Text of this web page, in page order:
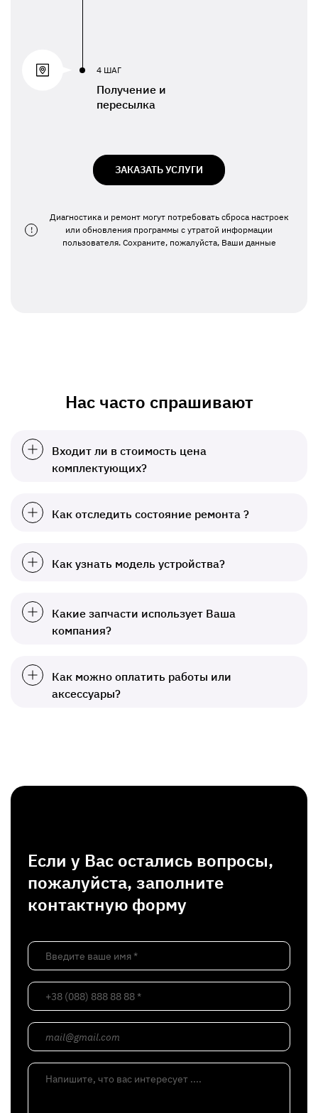
4 ШАГ
Получение и
пересылка
ЗАКАЗАТЬ УСЛУГИ
!
Диагностика и ремонт могут потребовать сброса настроек
или обновления программы с утратой информации
пользователя. Сохраните, пожалуйста, Ваши данные
Нас часто спрашивают
Входит ли в стоимость цена
комплектующих?
Как отследить состояние ремонта ?
Как узнать модель устройства?
Какие запчасти использует Ваша
компания?
Как можно оплатить работы или
аксессуары?
Если у Вас остались вопросы,
пожалуйста, заполните
контактную форму
Введите ваше имя *
+38 (088) 888 88 88 *
mail@gmail.com
Напишите, что вас интересует ....